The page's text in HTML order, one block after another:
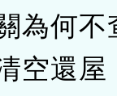
為何不
空還屋